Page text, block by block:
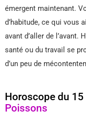
émergent maintenant.
d’habitude, ce qui vous
avant d’aller de l’avant.
santé ou du travail se
d’un peu de
Horoscope du
Poissons